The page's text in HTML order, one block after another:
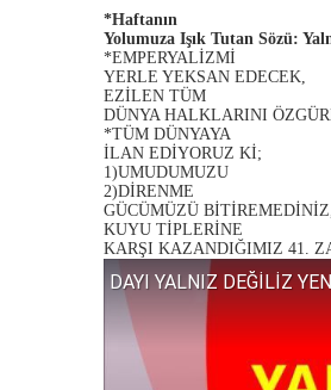
*Haftanın
Yolumuza Işık Tutan Sözü:
*EMPERYALİZMİ
YERLE YEKSAN EDECEK,
EZİLEN TÜM
DÜNYA HALKLARINI
*TÜM DÜNYAYA
İLAN EDİYORUZ Kİ;
1)UMUDUMUZU
2)DİRENME
GÜCÜMÜZÜ
KUYU TİPLERİNE
KARŞI KAZANDIĞIMIZ 41.